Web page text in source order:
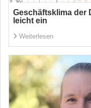
Geschäftsklima der
leicht ein
Weiterlesen